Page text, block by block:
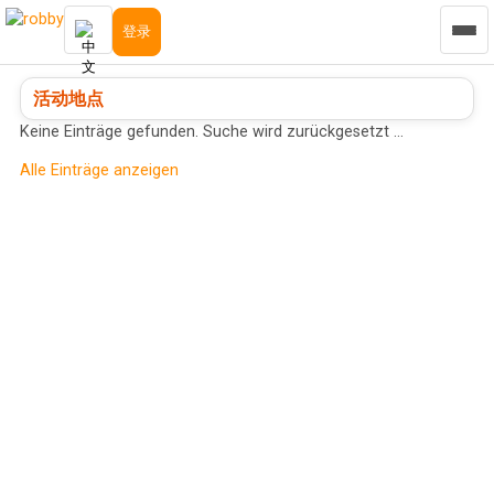
登录
活动地点
Keine Einträge gefunden. Suche wird zurückgesetzt …
Alle Einträge anzeigen